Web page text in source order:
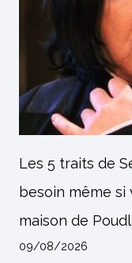
Les 5 traits de
besoin même
maison de
09/08/2026